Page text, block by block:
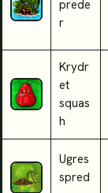
prede
r
Krydr
et
squas
h
Ugres
spred